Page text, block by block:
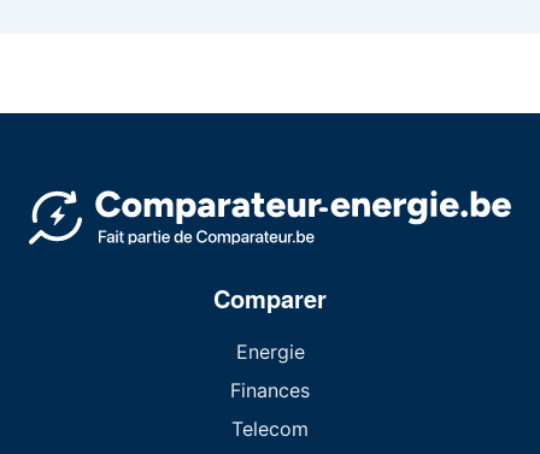
Comparer
Energie
Finances
Telecom